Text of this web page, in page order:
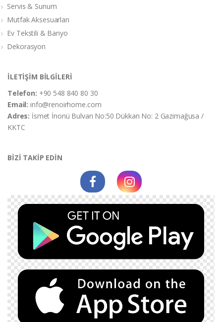
Servis & Sunum
Mutfak Aksesuarları
Ev Tekstili & Banyo
Dekorasyon
İLETİŞİM BİLGİLERİ
Telefon: +90 548 840 80 30
Email:info@renoirhome.com
Adres: İsmet İnonü Bulvarı No:50 Dükkan No: 2 Gazimağusa /
KKTC
BİZİ TAKİP EDİN